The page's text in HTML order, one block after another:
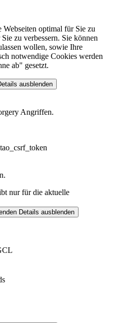
Webseiten optimal für Sie zu
zu verbessern. Sie können
wollen, sowie Ihre
notwendige Cookies werden
ab" gesetzt.
ausblenden
Angriffen.
nur für die aktuelle
Details ausblenden